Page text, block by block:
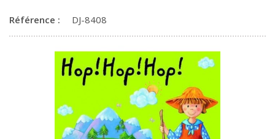
Référence : DJ-8408